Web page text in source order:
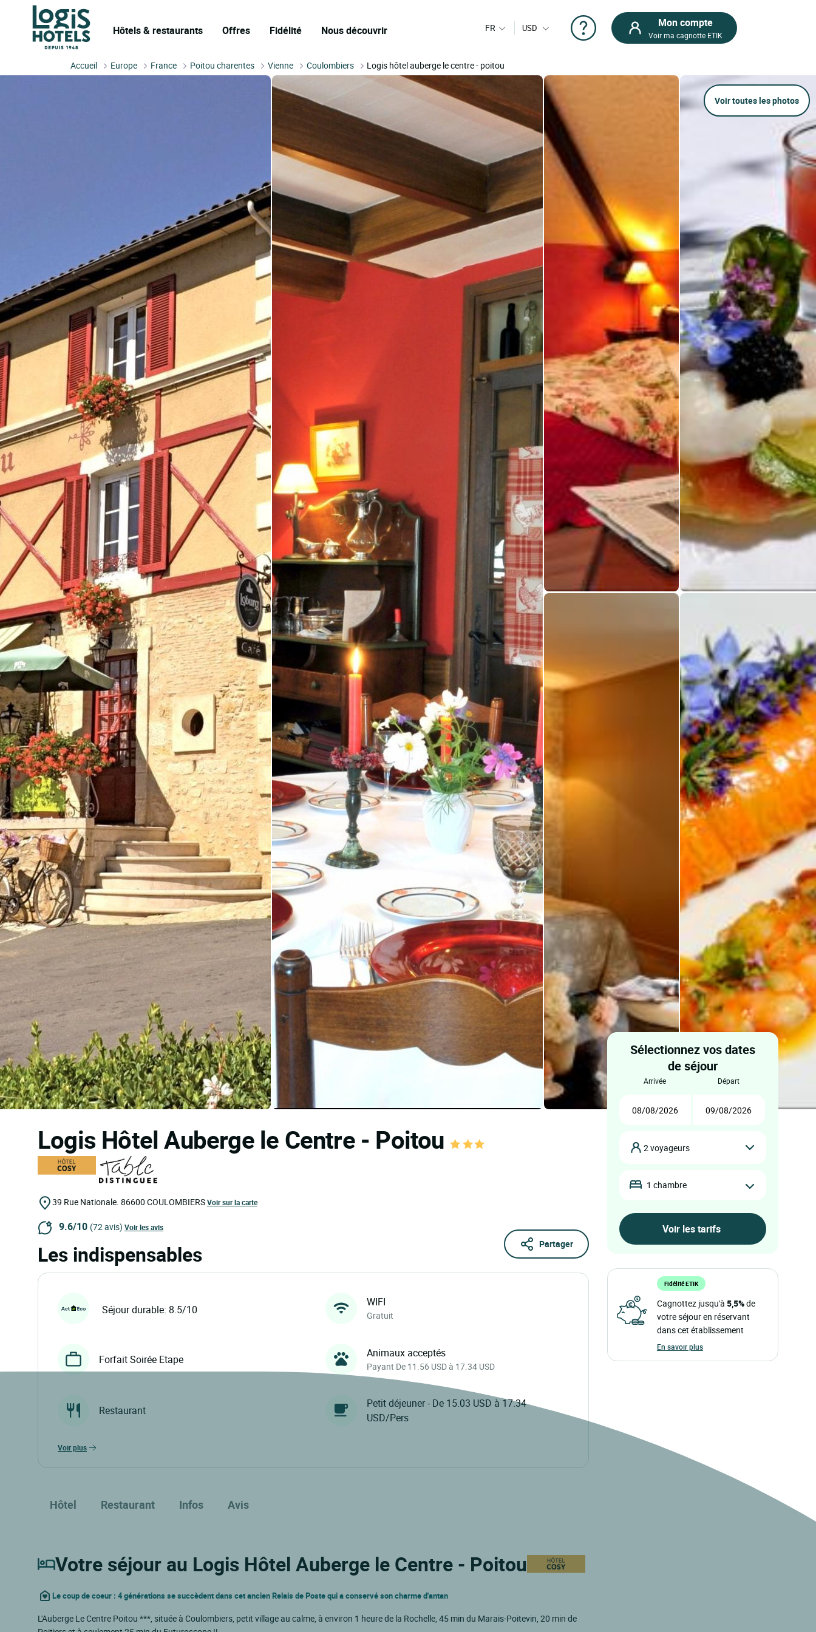
Hôtels & restaurants Offres Fidélité Nous découvrir FR USD Mon compte
Voir ma cagnotte ETIK
Accueil Europe France Poitou charentes Vienne Coulombiers Logis hôtel auberge le centre - poitou
Voir toutes les photos
Logis Hôtel Auberge le Centre - Poitou
39 Rue Nationale. 86600 COULOMBIERSVoir sur la carte
9.6/10 (72 avis) Voir les avis
Partager
Les indispensables
Séjour durable: 8.5/10
WIFI
Gratuit
Forfait Soirée Etape Animaux acceptés
Payant De 11.56 USD à 17.34 USD
Restaurant
Petit déjeuner - De 15.03 USD à 17.34
USD/Pers
voir plus
Hôtel Restaurant Infos Avis
Votre séjour au Logis Hôtel Auberge le Centre - Poitou
Le coup de coeur : 4 générations se succèdent dans cet ancien Relais de Poste qui a conservé son charme d'antan
L'Auberge Le Centre Poitou ***, située à Coulombiers, petit village au calme, à environ 1 heure de la Rochelle, 45 min du Marais-Poitevin, 20 min de
Sélectionnez vos dates
de séjour
arrivée départ
2 voyageurs
1 chambre
Fidélité ETIK
Cagnottez jusqu'à 5,5%de
votre séjour en réservant
dans cet établissement
En savoir plus